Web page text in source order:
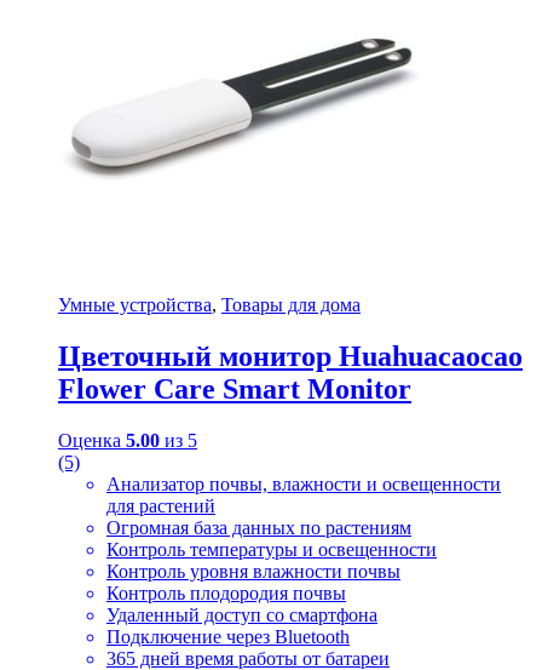
Умные устройства, Товары для дома
Цветочный монитор Huahuacaocao
Flower Care Smart Monitor
Оценка 5.00 из 5
(5)
Анализатор почвы, влажности и освещенности
для растений
Огромная база данных по растениям
Контроль температуры и освещенности
Контроль уровня влажности почвы
Контроль плодородия почвы
Удаленный доступ со смартфона
Подключение через Bluetooth
365 дней время работы от батареи